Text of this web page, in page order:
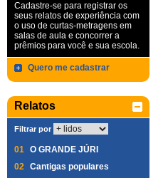
Cadastre-se para registrar os
seus relatos de experiência com
o uso de curtas-metragens em
salas de aula e concorrer a
prêmios para você e sua escola.
Quero me cadastrar
Relatos
Filtrar por
01 O GRANDE JÚRI
02 Cantigas populares